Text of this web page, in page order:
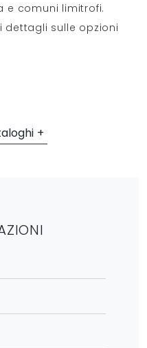
e comuni limitrofi.
sulle opzioni